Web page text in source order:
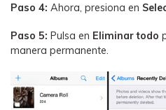
Paso 4: Ahora, presiona en
Paso 5: Pulsa en Eliminar todo
manera permanente.